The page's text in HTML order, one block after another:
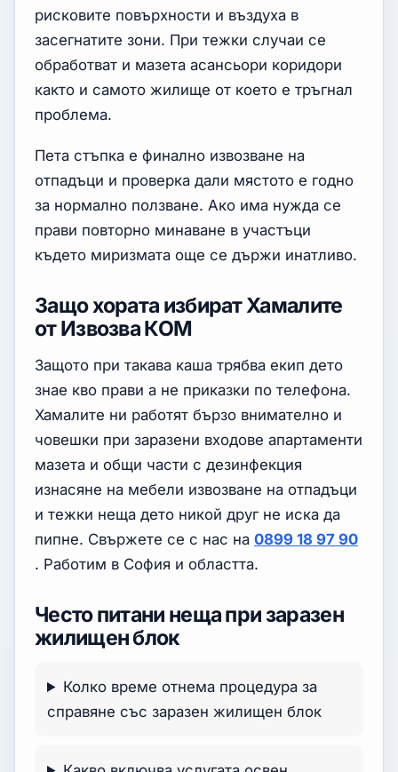
рисковите повърхности и въздуха в
засегнатите зони. При тежки случаи се
обработват и мазета асансьори коридори
както и самото жилище от което е тръгнал
проблема.
Пета стъпка е финално извозване на
отпадъци и проверка дали мястото е годно
за нормално ползване. Ако има нужда се
прави повторно минаване в участъци
където миризмата още се държи инатливо.
Защо хората избират Хамалите
от Извозва КОМ
Защото при такава каша трябва екип дето
знае кво прави а не приказки по телефона.
Хамалите ни работят бързо внимателно и
човешки при заразени входове апартаменти
мазета и общи части с дезинфекция
изнасяне на мебели извозване на отпадъци
и тежки неща дето никой друг не иска да
пипне. Свържете се с нас на 0899 18 97 90
. Работим в София и областта.
Често питани неща при заразен
жилищен блок
Колко време отнема процедура за
справяне със заразен жилищен блок